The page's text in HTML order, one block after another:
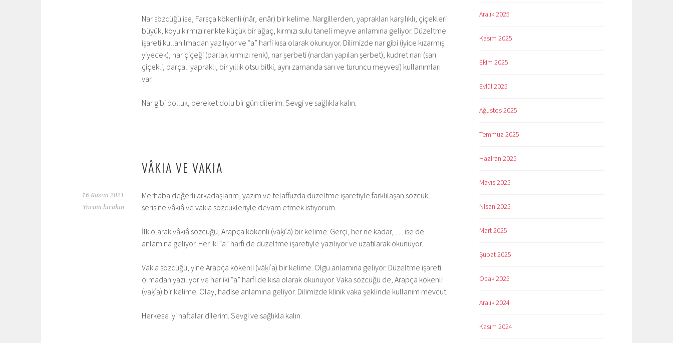
Nar sözcüğü ise, Farsça kökenli (nār, enār) bir kelime. Nargillerden, yaprakları karşılıklı, çiçekleri
büyük, koyu kırmızı renkte küçük bir ağaç, kırmızı sulu taneli meyve anlamına geliyor. Düzeltme
işareti kullanılmadan yazılıyor ve “a” harfi kısa olarak okunuyor. Dilimizde nar gibi (iyice kızarmış
yiyecek), nar çiçeği (parlak kırmızı renk), nar şerbeti (nardan yapılan şerbet), kudret narı (sarı
çiçekli, parçalı yapraklı, bir yıllık otsu bitki, aynı zamanda sarı ve turuncu meyvesi) kullanımları
var.
Nar gibi bolluk, bereket dolu bir gün dilerim. Sevgi ve sağlıkla kalın.
VÂKIA VE VAKIA
16 Kasım 2021
Yorum bırakın
Merhaba değerli arkadaşlarım, yazım ve telaffuzda düzeltme işaretiyle farklılaşan sözcük
serisine vâkıâ ve vakıa sözcükleriyle devam etmek istiyorum.
İlk olarak vâkıâ sözcüğü, Arapça kökenli (vāḳiʿā) bir kelime. Gerçi, her ne kadar, … ise de
anlamına geliyor. Her iki “a” harfi de düzeltme işaretiyle yazılıyor ve uzatılarak okunuyor.
Vakıa sözcüğü, yine Arapça kökenli (vāḳiʿa) bir kelime. Olgu anlamına geliyor. Düzeltme işareti
olmadan yazılıyor ve her iki “a” harfi de kısa olarak okunuyor. Vaka sözcüğü de, Arapça kökenli
(vaḳʿa) bir kelime. Olay, hadise anlamına geliyor. Dilimizde klinik vaka şeklinde kullanım mevcut.
Herkese iyi haftalar dilerim. Sevgi ve sağlıkla kalın.
Aralık 2025
Kasım 2025
Ekim 2025
Eylül 2025
Ağustos 2025
Temmuz 2025
Haziran 2025
Mayıs 2025
Nisan 2025
Mart 2025
Şubat 2025
Ocak 2025
Aralık 2024
Kasım 2024